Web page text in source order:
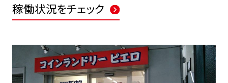
稼働状況をチェック